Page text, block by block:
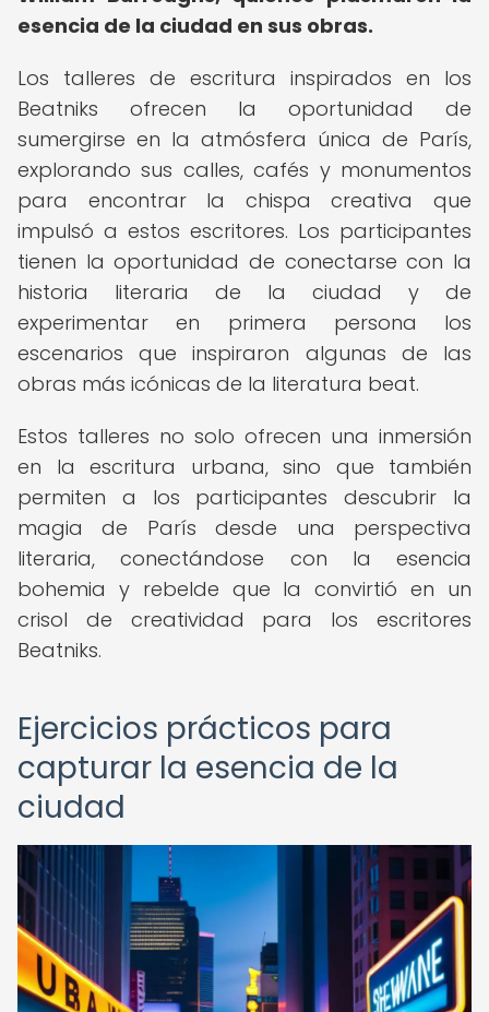
esencia de la ciudad en sus obras.
Los talleres de escritura inspirados en los
Beatniks ofrecen la oportunidad de
sumergirse en la atmósfera única de París,
explorando sus calles, cafés y monumentos
para encontrar la chispa creativa que
impulsó a estos escritores. Los participantes
tienen la oportunidad de conectarse con la
historia literaria de la ciudad y de
experimentar en primera persona los
escenarios que inspiraron algunas de las
obras más icónicas de la literatura beat.
Estos talleres no solo ofrecen una inmersión
en la escritura urbana, sino que también
permiten a los participantes descubrir la
magia de París desde una perspectiva
literaria, conectándose con la esencia
bohemia y rebelde que la convirtió en un
crisol de creatividad para los escritores
Beatniks.
Ejercicios prácticos para
capturar la esencia de la
ciudad